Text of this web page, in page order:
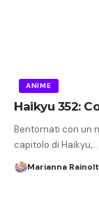
ANIME
Haikyu 352:
Bentornati con un
capitolo di Haikyu,…
Marianna